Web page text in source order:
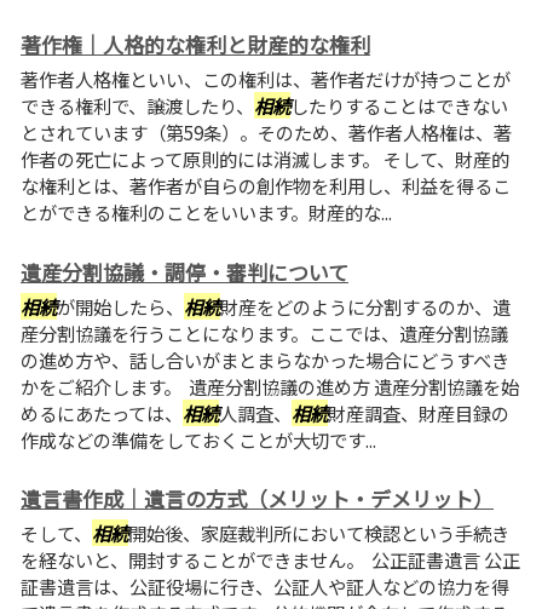
著作権｜人格的な権利と財産的な権利
著作者人格権といい、この権利は、著作者だけが持つことが
できる権利で、譲渡したり、 相続したりすることはできない
とされています（第59条）。そのため、著作者人格権は、著
作者の死亡によって原則的には消滅します。 そして、財産的
な権利とは、著作者が自らの創作物を利用し、利益を得るこ
とができる権利のことをいいます。財産的な...
遺産分割協議・調停・審判について
相続が開始したら、 相続財産をどのように分割するのか、遺
産分割協議を行うことになります。ここでは、遺産分割協議
の進め方や、話し合いがまとまらなかった場合にどうすべき
かをご紹介します。 遺産分割協議の進め方 遺産分割協議を始
めるにあたっては、 相続人調査、 相続財産調査、財産目録の
作成などの準備をしておくことが大切です...
遺言書作成｜遺言の方式（メリット・デメリット）
そして、 相続開始後、家庭裁判所において検認という手続き
を経ないと、開封することができません。 公正証書遺言 公正
証書遺言は、公証役場に行き、公証人や証人などの協力を得